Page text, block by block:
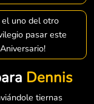
uno del otro
pasar este
Dennis
tiernas